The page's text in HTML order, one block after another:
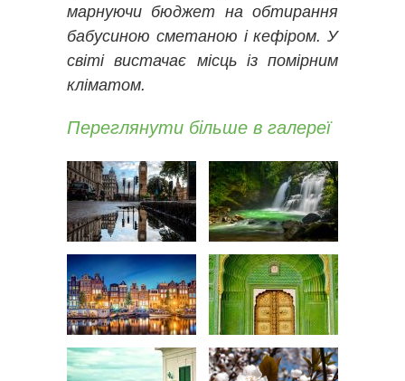
марнуючи бюджет на обтирання
бабусиною сметаною і кефіром. У
світі вистачає місць із помірним
кліматом.
Переглянути більше в галереї